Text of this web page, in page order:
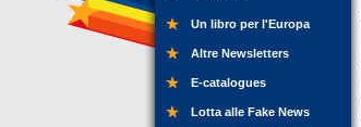
Un libro per l'Europa
Altre Newsletters
E-catalogues
Lotta alle Fake News